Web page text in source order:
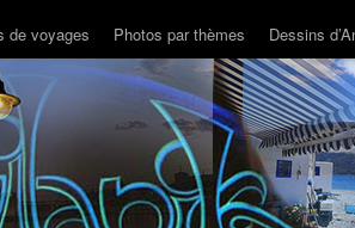
de voyages Photos par thèmes Dessins